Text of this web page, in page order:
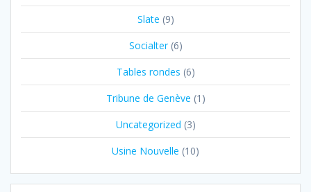
Slate (9)
Socialter(6)
Tables rondes (6)
Tribune de Genève (1)
Uncategorized (3)
Usine Nouvelle (10)